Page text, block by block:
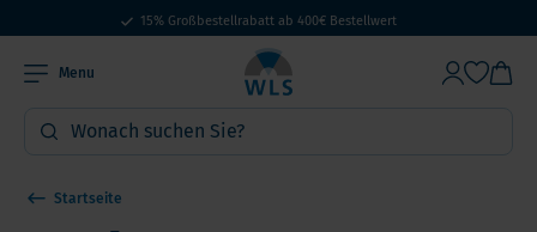
15% Großbestellrabatt ab 400€ Bestellwert
Menu
Startseite